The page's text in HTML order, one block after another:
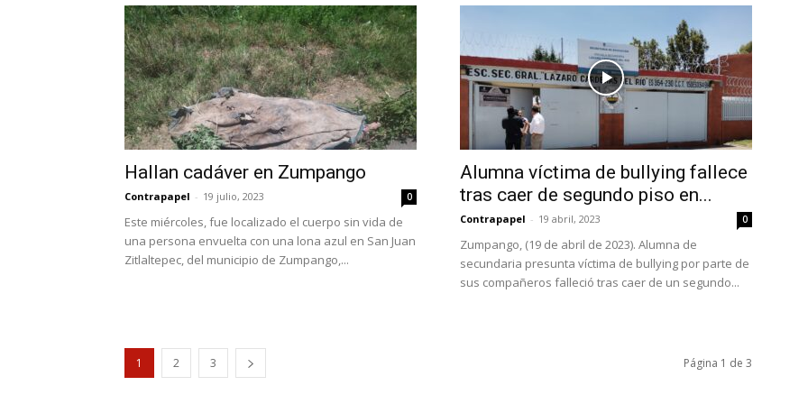
Hallan cadáver en Zumpango
Contrapapel - 19 julio, 2023 0
Este miércoles, fue localizado el cuerpo sin vida de
una persona envuelta con una lona azul en San Juan
Zitlaltepec, del municipio de Zumpango,...
Alumna víctima de bullying fallece
tras caer de segundo piso en...
Contrapapel - 19 abril, 2023 0
Zumpango, (19 de abril de 2023). Alumna de
secundaria presunta víctima de bullying por parte de
sus compañeros falleció tras caer de un segundo...
1 2 3 Página 1 de 3